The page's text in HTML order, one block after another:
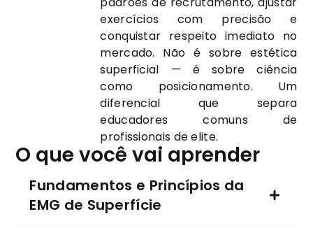
exercícios com precisão e
conquistar respeito imediato no
mercado. Não é sobre estética
superficial — é sobre ciência
como posicionamento. Um
diferencial que separa
educadores comuns de
profissionais de elite.
O que você vai aprender
Fundamentos e Princípios da
EMG de Superfície